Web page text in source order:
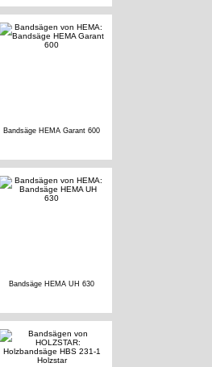
Bandsäge HEMA Garant 600
Bandsäge HEMA UH 630